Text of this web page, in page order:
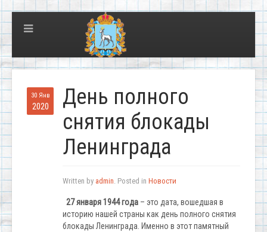
30 Янв
2020
День полного
снятия блокады
Ленинграда
Written by admin. Posted in Новости
27 января 1944 года – это дата, вошедшая в
историю нашей страны как день полного снятия
блокады Ленинграда. Именно в этот памятный